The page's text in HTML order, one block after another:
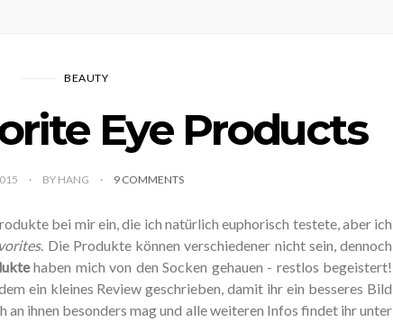
BEAUTY
Eye Products
BY HANG 9 COMMENTS
bei mir ein, die ich natürlich euphorisch testete, aber ich
. Die Produkte können verschiedener nicht sein, dennoch
haben mich von den Socken gehauen - restlos begeistert!
ein kleines Review geschrieben, damit ihr ein besseres Bild
ihnen besonders mag und alle weiteren Infos findet ihr unter